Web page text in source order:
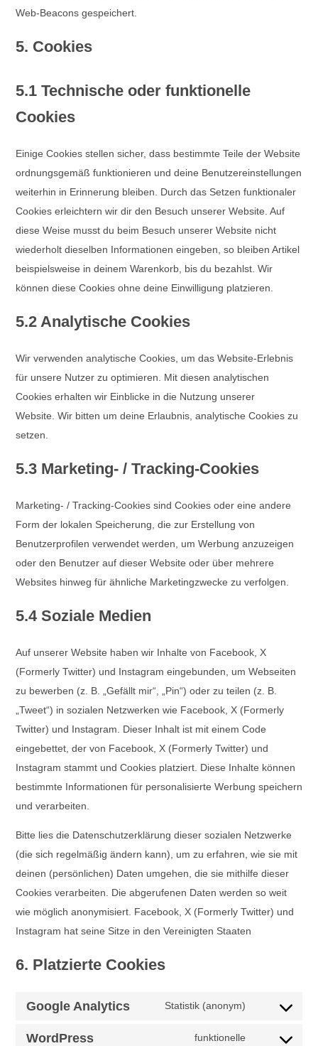
Web-Beacons gespeichert.
5. Cookies
5.1 Technische oder funktionelle
Cookies
Einige Cookies stellen sicher, dass bestimmte Teile der Website
ordnungsgemäß funktionieren und deine Benutzereinstellungen
weiterhin in Erinnerung bleiben. Durch das Setzen funktionaler
Cookies erleichtern wir dir den Besuch unserer Website. Auf
diese Weise musst du beim Besuch unserer Website nicht
wiederholt dieselben Informationen eingeben, so bleiben Artikel
beispielsweise in deinem Warenkorb, bis du bezahlst. Wir
können diese Cookies ohne deine Einwilligung platzieren.
5.2 Analytische Cookies
Wir verwenden analytische Cookies, um das Website-Erlebnis
für unsere Nutzer zu optimieren. Mit diesen analytischen
Cookies erhalten wir Einblicke in die Nutzung unserer
Website. Wir bitten um deine Erlaubnis, analytische Cookies zu
setzen.
5.3 Marketing- / Tracking-Cookies
Marketing- / Tracking-Cookies sind Cookies oder eine andere
Form der lokalen Speicherung, die zur Erstellung von
Benutzerprofilen verwendet werden, um Werbung anzuzeigen
oder den Benutzer auf dieser Website oder über mehrere
Websites hinweg für ähnliche Marketingzwecke zu verfolgen.
5.4 Soziale Medien
Auf unserer Website haben wir Inhalte von Facebook, X
(Formerly Twitter) und Instagram eingebunden, um Webseiten
zu bewerben (z. B. „Gefällt mir“, „Pin“) oder zu teilen (z. B.
„Tweet“) in sozialen Netzwerken wie Facebook, X (Formerly
Twitter) und Instagram. Dieser Inhalt ist mit einem Code
eingebettet, der von Facebook, X (Formerly Twitter) und
Instagram stammt und Cookies platziert. Diese Inhalte können
bestimmte Informationen für personalisierte Werbung speichern
und verarbeiten.
Bitte lies die Datenschutzerklärung dieser sozialen Netzwerke
(die sich regelmäßig ändern kann), um zu erfahren, wie sie mit
deinen (persönlichen) Daten umgehen, die sie mithilfe dieser
Cookies verarbeiten. Die abgerufenen Daten werden so weit
wie möglich anonymisiert. Facebook, X (Formerly Twitter) und
Instagram hat seine Sitze in den Vereinigten Staaten
6. Platzierte Cookies
Google Analytics Statistik (anonym)
Consent
WordPress funktionelle